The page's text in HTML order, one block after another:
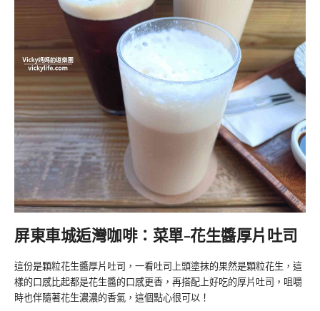
屏東車城逅灣咖啡：菜單-花生醬厚片吐司
這份是顆粒花生醬厚片吐司，一看吐司上頭塗抹的果然是顆粒花生，這
樣的口感比起都是花生醬的口感更香，再搭配上好吃的厚片吐司，咀嚼
時也伴隨著花生濃濃的香氣，這個點心很可以！